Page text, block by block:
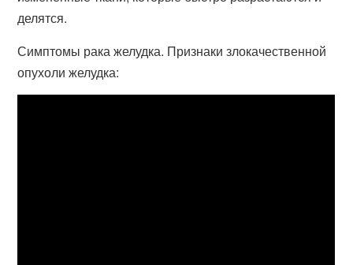
делятся.
Симптомы рака желудка. Признаки злокачественной
опухоли желудка: